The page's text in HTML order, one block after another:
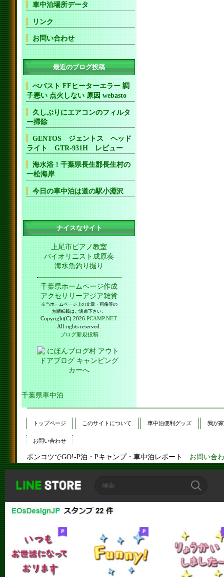
車中泊場所データ
リンク
お問い合わせ
最近のブログ投稿
べバスト FFヒーターエラー 調
子悪い 点火しない 原因 webasto
久しぶりにエアコンのフィルタ
ー掃除
GENTOS ジェントス ヘッド
ライト GTR-931H レビュー
海水浴！千葉県長生郡長生村の
一松海岸
今日の車中泊は道の駅小淵沢
ナイスなサイト
上尾市ピアノ教室
バイオリニスト成原奏
海水魚釣り掘り
千葉県ホームページ作成
アクセサリーアジア雑貨
※当ホームページ上の文章・画像等の
無断転載はご遠慮下さい。
Copyright(C) 2026 PCAMP.NET.
All rights reserved.
ブログ新規投稿
千葉県車中泊
トップページ このサイトについて 車中泊便利グッズ 我が
お問い合わせ
ポンコツでGO!-P泊・Pキャンプ・車中泊レポート お問い合